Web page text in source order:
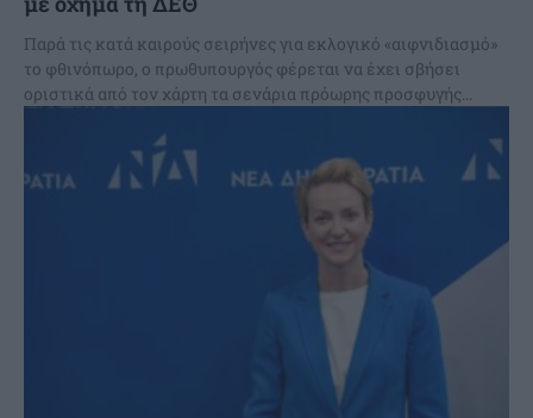
Παρά τις κατά καιρούς σειρήνες για εκλογικό «αιφνιδιασμό»
το φθινόπωρο, ο πρωθυπουργός φέρεται να έχει σβήσει
οριστικά από τον χάρτη τα σενάρια πρόωρης προσφυγής...